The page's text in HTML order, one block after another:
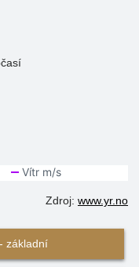
Zdroj: www.yr.no
základní